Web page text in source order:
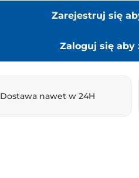
Zarejestruj się
Zaloguj się aby
Dostawa nawet w 24H